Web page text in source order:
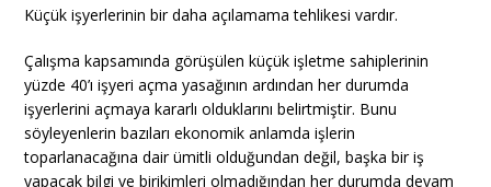
Küçük işyerlerinin bir daha açılamama tehlikesi vardır.
Çalışma kapsamında görüşülen küçük işletme sahiplerinin
yüzde 40’ı işyeri açma yasağının ardından her durumda
işyerlerini açmaya kararlı olduklarını belirtmiştir. Bunu
söyleyenlerin bazıları ekonomik anlamda işlerin
toparlanacağına dair ümitli olduğundan değil, başka bir iş
yapacak bilgi ve birikimleri olmadığından her durumda devam